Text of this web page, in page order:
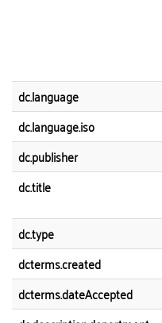
dc.language
dc.language.iso
dc.publisher
dc.title
dc.type
dcterms.created
dcterms.dateAccepted